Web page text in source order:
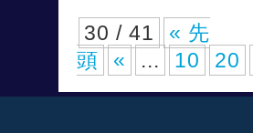
30 / 41
« 先
頭
« ... 10 20